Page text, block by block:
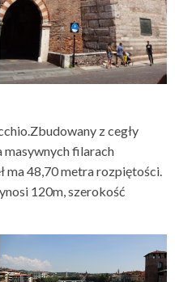
z cegły
masywnych filarach
ma 48,70 metra rozpiętości.
120m, szerokość